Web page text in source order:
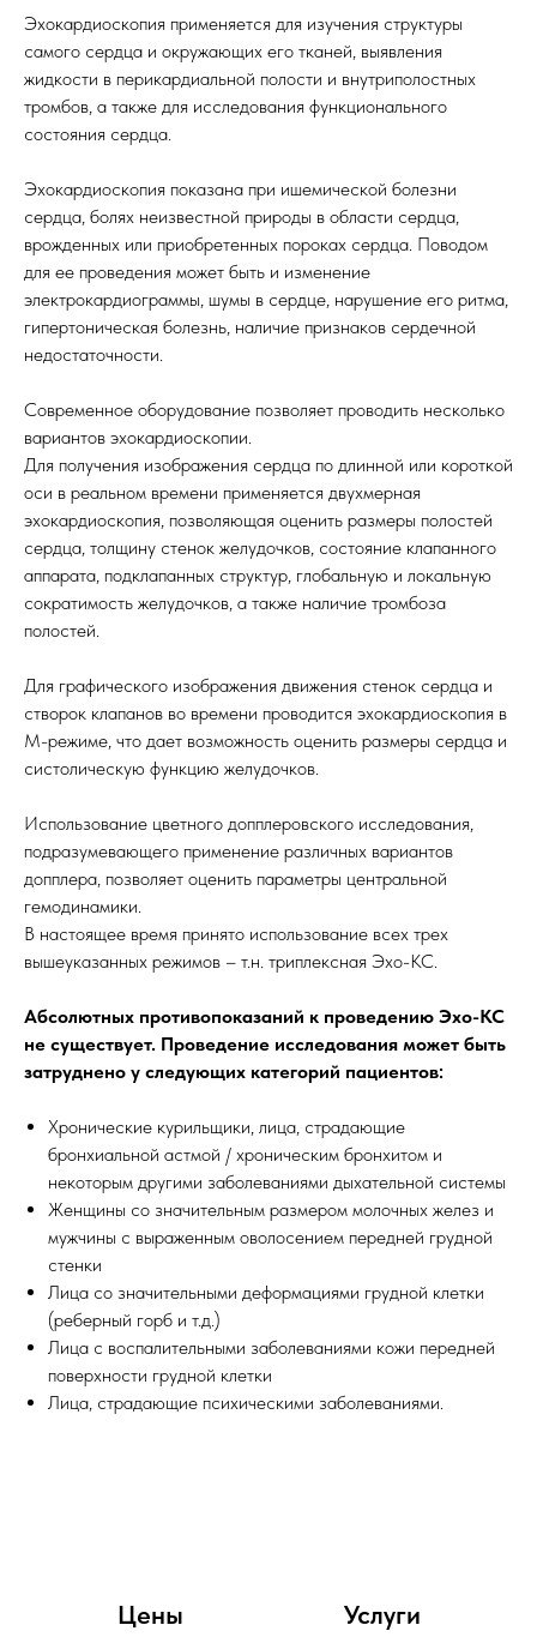
Эхокардиоскопия применяется для изучения структуры
самого сердца и окружающих его тканей, выявления
жидкости в перикардиальной полости и внутриполостных
тромбов, а также для исследования функционального
состояния сердца.
Эхокардиоскопия показана при ишемической болезни
сердца, болях неизвестной природы в области сердца,
врожденных или приобретенных пороках сердца. Поводом
для ее проведения может быть и изменение
электрокардиограммы, шумы в сердце, нарушение его ритма,
гипертоническая болезнь, наличие признаков сердечной
недостаточности.
Современное оборудование позволяет проводить несколько
вариантов эхокардиоскопии.
Для получения изображения сердца по длинной или короткой
оси в реальном времени применяется двухмерная
эхокардиоскопия, позволяющая оценить размеры полостей
сердца, толщину стенок желудочков, состояние клапанного
аппарата, подклапанных структур, глобальную и локальную
сократимость желудочков, а также наличие тромбоза
полостей.
Для графического изображения движения стенок сердца и
створок клапанов во времени проводится эхокардиоскопия в
М-режиме, что дает возможность оценить размеры сердца и
систолическую функцию желудочков.
Использование цветного допплеровского исследования,
подразумевающего применение различных вариантов
допплера, позволяет оценить параметры центральной
гемодинамики.
В настоящее время принято использование всех трех
вышеуказанных режимов – т.н. триплексная Эхо-КС.
Абсолютных противопоказаний к проведению Эхо-КС
не существует. Проведение исследования может быть
затруднено у следующих категорий пациентов:
Хронические курильщики, лица, страдающие
бронхиальной астмой / хроническим бронхитом и
некоторым другими заболеваниями дыхательной системы
Женщины со значительным размером молочных желез и
мужчины с выраженным оволосением передней грудной
стенки
Лица со значительными деформациями грудной клетки
(реберный горб и т.д.)
Лица с воспалительными заболеваниями кожи передней
поверхности грудной клетки
Лица, страдающие психическими заболеваниями.
Цены Услуги